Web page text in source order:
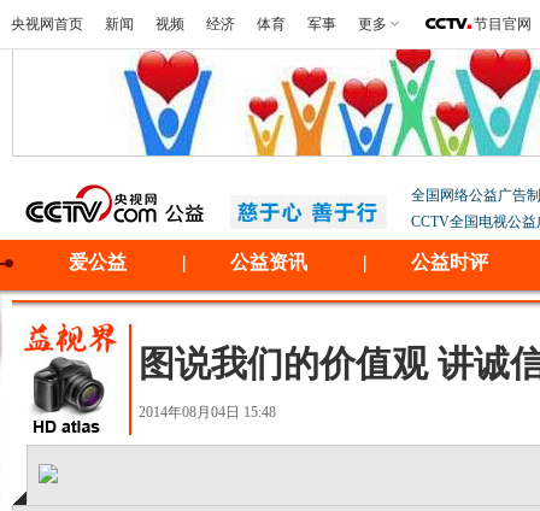
央视网首页 新闻 视频 经济 体育 军事 更多 节目官网
全国网络公益广告
CCTV全国电视公
爱公益 | 公益资讯 | 公益时评
图说我们的价值观 讲诚
2014年08月04日 15:48